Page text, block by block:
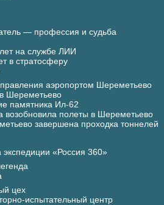
— профессия и судьба
на службе ЛИИ
в стратосферу
аэропортом Шереметьево
Шереметьево
памятника Ил-62
возобновила полеты в Шереметьево
завершена проходка тоннелей
экспедиции «Россия 360»
цех
испытательный центр